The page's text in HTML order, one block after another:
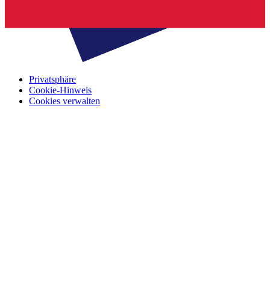
Privatsphäre
Cookie-Hinweis
Cookies verwalten